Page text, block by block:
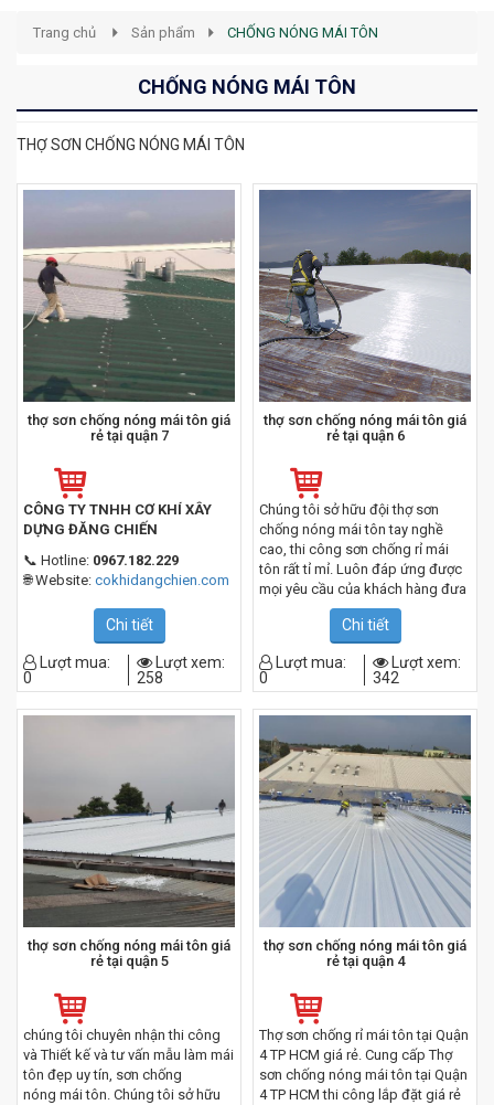
Trang chủ Sản phẩm CHỐNG NÓNG MÁI TÔN
CHỐNG NÓNG MÁI TÔN
THỢ SƠN CHỐNG NÓNG MÁI TÔN
thợ sơn chống nóng mái tôn giá
rẻ tại quận 7
CÔNG TY TNHH CƠ KHÍ XÂY
DỰNG ĐĂNG CHIẾN
📞 Hotline: 0967.182.229
🌐 Website: cokhidangchien.com
Chi tiết
Lượt mua:
0
Lượt xem:
258
thợ sơn chống nóng mái tôn giá
rẻ tại quận 6
Chúng tôi sở hữu đội thợ sơn
chống nóng mái tôn tay nghề
cao, thi công sơn chống rỉ mái
tôn rất tỉ mỉ. Luôn đáp ứng được
mọi yêu cầu của khách hàng đưa
ra, được khách hàng hài lòng và
0967.182.229
Chi tiết
Lượt mua:
0
Lượt xem:
342
thợ sơn chống nóng mái tôn giá
rẻ tại quận 5
chúng tôi chuyên nhận thi công
và Thiết kế và tư vấn mẫu làm mái
tôn đẹp uy tín, sơn chống
nóng mái tôn. Chúng tôi sở hữu
thợ sơn chống nóng mái tôn giá
rẻ tại quận 4
Thợ sơn chống rỉ mái tôn tại Quận
4 TP HCM giá rẻ. Cung cấp Thợ
sơn chống nóng mái tôn tại Quận
4 TP HCM thi công lắp đặt giá rẻ